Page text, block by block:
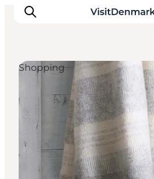
Inspiration
Destinationer
Oplevelser
Overnatning
Planlæg ferien
Shopping